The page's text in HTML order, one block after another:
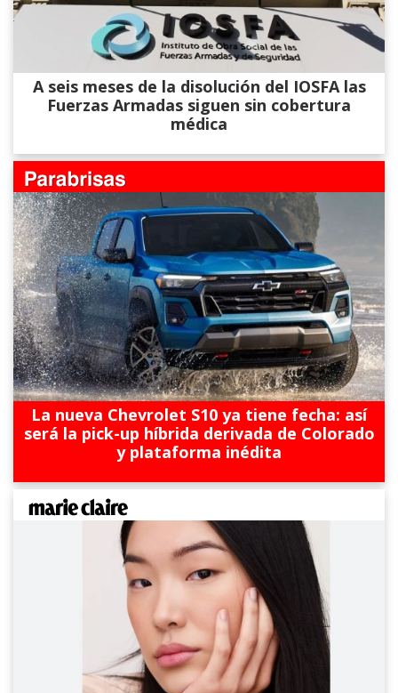
A seis meses de la disolución del IOSFA las
Fuerzas Armadas siguen sin cobertura
médica
La nueva Chevrolet S10 ya tiene fecha: así
será la pick-up híbrida derivada de Colorado
y plataforma inédita